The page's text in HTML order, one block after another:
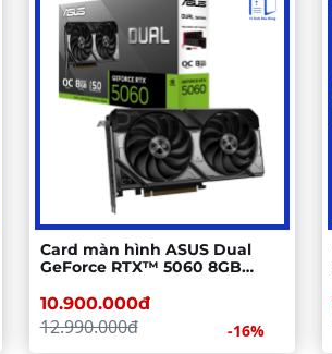
Card màn hình ASUS Dual
GeForce RTX™ 5060 8GB
10.900.000đ
12.990.000đ -16%